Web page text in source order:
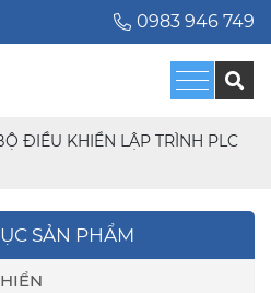
0983 946 749
ĐIỀU KHIỂN LẬP TRÌNH PLC
SẢN PHẨM